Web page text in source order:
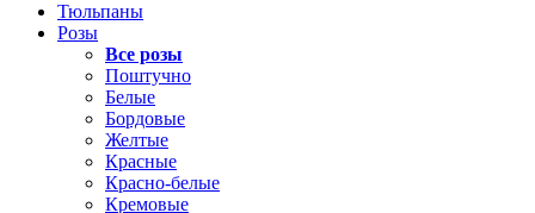
Тюльпаны
Розы
Все розы
Поштучно
Белые
Бордовые
Желтые
Красные
Красно-белые
Кремовые